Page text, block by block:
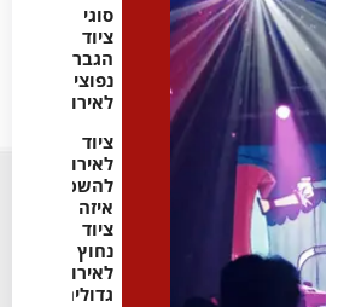
סוגי
ציוד
הגברה
נפוצים
לאירועים
ציוד
לאירועים
להשכרה:
איזה
ציוד
נחוץ
לאירועים
גדולים